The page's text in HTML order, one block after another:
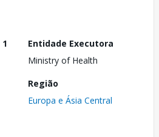
1
Entidade Executora
Ministry of Health
Região
Europa e Ásia Central